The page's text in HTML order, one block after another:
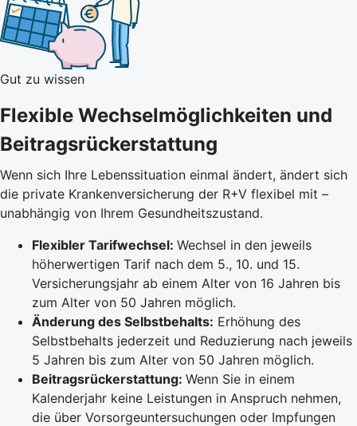
Gut zu wissen
Flexible Wechselmöglichkeiten und
Beitragsrückerstattung
Wenn sich Ihre Lebenssituation einmal ändert, ändert sich
die private Krankenversicherung der R+V flexibel mit –
unabhängig von Ihrem Gesundheitszustand.
Flexibler Tarifwechsel: Wechsel in den jeweils
höherwertigen Tarif nach dem 5., 10. und 15.
Versicherungsjahr ab einem Alter von 16 Jahren bis
zum Alter von 50 Jahren möglich.
Änderung des Selbstbehalts: Erhöhung des
Selbstbehalts jederzeit und Reduzierung nach jeweils
5 Jahren bis zum Alter von 50 Jahren möglich.
Beitragsrückerstattung: Wenn Sie in einem
Kalenderjahr keine Leistungen in Anspruch nehmen,
die über Vorsorgeuntersuchungen oder Impfungen